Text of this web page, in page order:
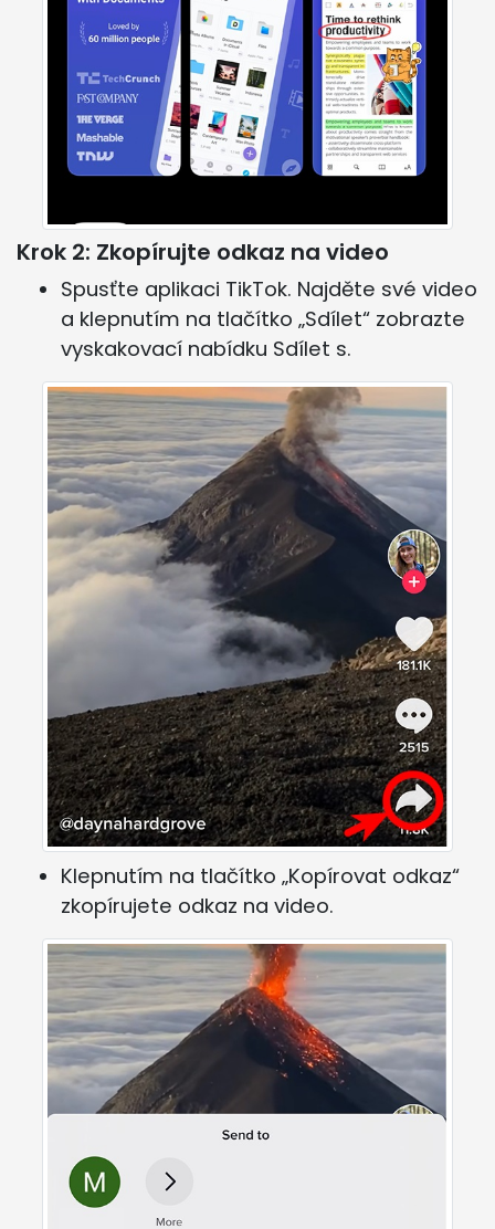
Krok 2: Zkopírujte odkaz na video
Spusťte aplikaci TikTok. Najděte své video
a klepnutím na tlačítko „Sdílet“ zobrazte
vyskakovací nabídku Sdílet s.
Klepnutím na tlačítko „Kopírovat odkaz“
zkopírujete odkaz na video.